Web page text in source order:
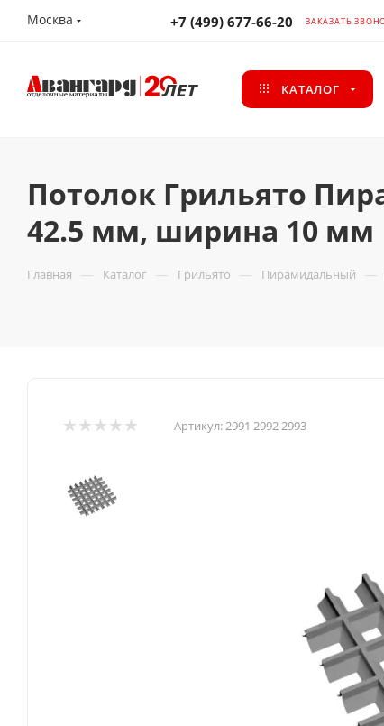
Москва +7 (499) 677-66-20 ЗАКАЗАТЬ
КАТАЛОГ
Потолок Грильято
42.5 мм, ширина 10 мм
Главная — Каталог — Грильято — Пирамидальный —
Артикул:2991 2992 2993